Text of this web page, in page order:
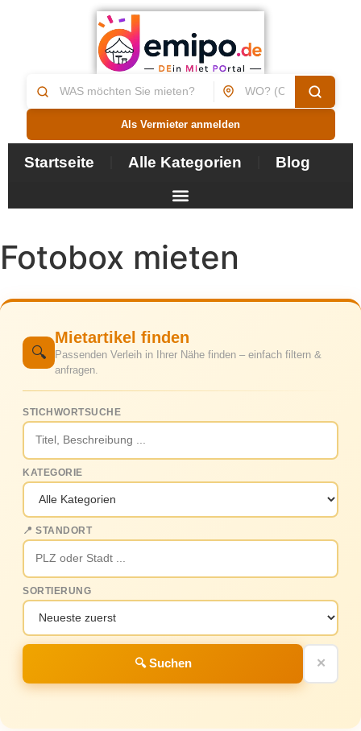
Als Vermieter anmelden
Startseite Alle Kategorien Blog
Fotobox mieten
🔍
Mietartikel finden
Passenden Verleih in Ihrer Nähe finden – einfach filtern &
anfragen.
STICHWORTSUCHE
KATEGORIE
📍 STANDORT
SORTIERUNG
🔍 Suchen ✕